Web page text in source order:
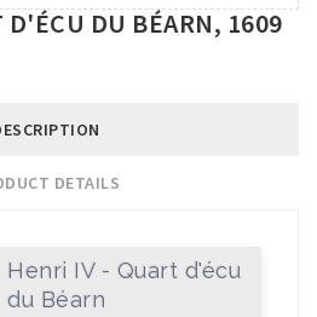
D'ÉCU DU BÉARN, 1609
DETAILS
Henri IV - Quart d'écu
du Béarn